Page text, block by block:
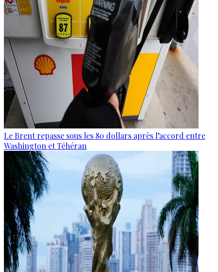
Le Brent repasse sous les 80 dollars après l’accord entre
Washington et Téhéran